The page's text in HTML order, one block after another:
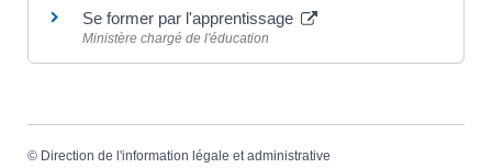
Se former par l'apprentissage
Ministère chargé de l'éducation
© Direction de l'information légale et administrative